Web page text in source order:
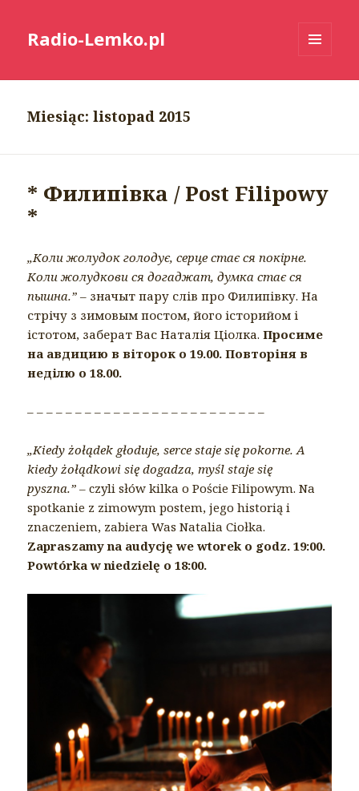
Radio-Lemko.pl
Miesiąc:listopad 2015
* Филипівка / Post Filipowy
*
„Коли жолудок голодує, серце стає ся покірне.
Коли жолудкови ся догаджат, думка стає ся
пышна.”– значыт пару слів про Филипівку. На
стрічу з зимовым постом, його історийом і
істотом, заберат Вас Наталія Ціолка.Просиме
на авдицию в віторок о 19.00. Повторіня в
неділю о 18.00.
– – – – – – – – – – – – – – – – – – – – – – – – –
„Kiedy żołądek głoduje, serce staje się pokorne. A
kiedy żołądkowi się dogadza, myśl staje się
pyszna.” – czyli słów kilka o Poście Filipowym. Na
spotkanie z zimowym postem, jego historią i
znaczeniem, zabiera Was Natalia Ciołka.
Zapraszamy na audycję we wtorek o godz. 19:00.
Powtórka w niedzielę o 18:00.